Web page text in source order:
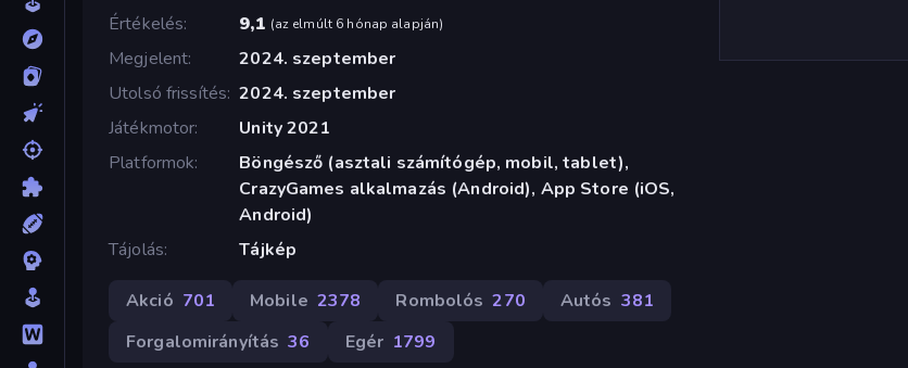
Értékelés
9,1 (az elmúlt 6 hónap alapján)
Megjelent
2024. szeptember
Utolsó frissítés 2024. szeptember
Játékmotor
Unity 2021
Platformok
Böngésző (asztali számítógép, mobil, tablet),
CrazyGames alkalmazás (Android), App Store (iOS,
Android)
Tájolás
Tájkép
Akció 701 Mobile 2378 Rombolós 270 Autós 381
Forgalomirányítás 36 Egér 1799